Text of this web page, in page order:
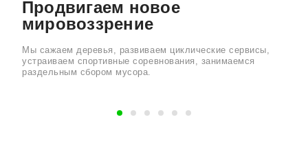
Продвигаем новое
мировоззрение
Мы сажаем деревья, развиваем циклические сервисы,
устраиваем спортивные соревнования, занимаемся
раздельным сбором мусора.